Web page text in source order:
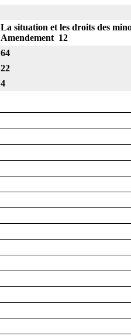
La situation et les droits des
Amendement 12
64
22
4